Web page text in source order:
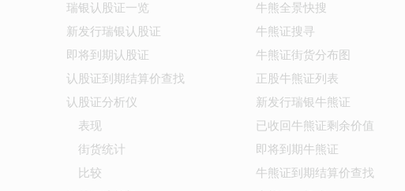
瑞银认股证一览
新发行瑞银认股证
即将到期认股证
认股证到期结算价查找
认股证分析仪
表现
街货统计
比较
牛熊全景快搜
牛熊证搜寻
牛熊证街货分布图
正股牛熊证列表
新发行瑞银牛熊证
已收回牛熊证剩余价值
即将到期牛熊证
牛熊证到期结算价查找